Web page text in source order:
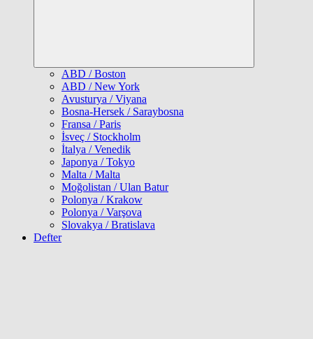
ABD / Boston
ABD / New York
Avusturya / Viyana
Bosna-Hersek / Saraybosna
Fransa / Paris
İsveç / Stockholm
İtalya / Venedik
Japonya / Tokyo
Malta / Malta
Moğolistan / Ulan Batur
Polonya / Krakow
Polonya / Varşova
Slovakya / Bratislava
Defter